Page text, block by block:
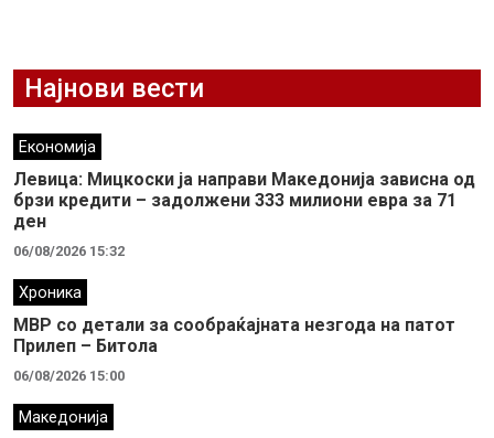
Најнови вести
Економија
Левица: Мицкоски ја направи Македонија зависна од
брзи кредити – задолжени 333 милиони евра за 71
ден
06/08/2026 15:32
Хроника
МВР со детали за сообраќајната незгода на патот
Прилеп – Битола
06/08/2026 15:00
Македонија